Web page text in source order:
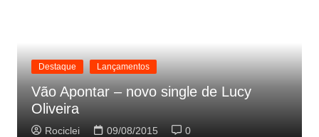
Destaque Lançamentos
Vão Apontar – novo single de Lucy
Oliveira
Rociclei 09/08/2015 0